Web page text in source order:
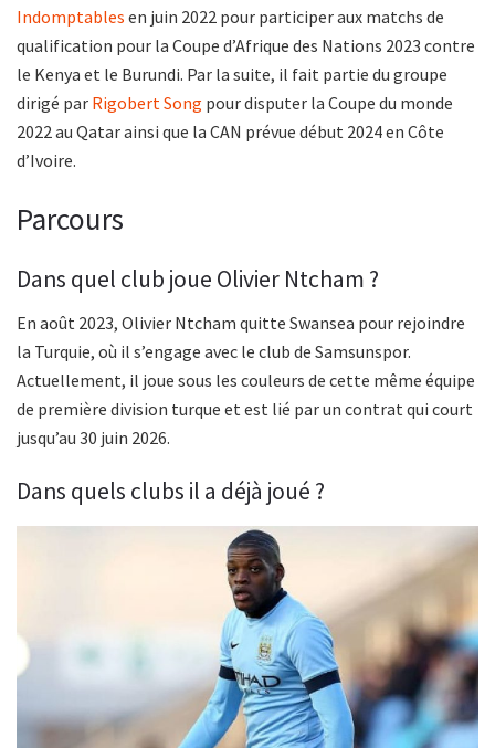
Indomptables en juin 2022 pour participer aux matchs de
qualification pour la Coupe d’Afrique des Nations 2023 contre
le Kenya et le Burundi. Par la suite, il fait partie du groupe
dirigé par Rigobert Song pour disputer la Coupe du monde
2022 au Qatar ainsi que la CAN prévue début 2024 en Côte
d’Ivoire.
Parcours
Dans quel club joue Olivier Ntcham ?
En août 2023, Olivier Ntcham quitte Swansea pour rejoindre
la Turquie, où il s’engage avec le club de Samsunspor.
Actuellement, il joue sous les couleurs de cette même équipe
de première division turque et est lié par un contrat qui court
jusqu’au 30 juin 2026.
Dans quels clubs il a déjà joué ?